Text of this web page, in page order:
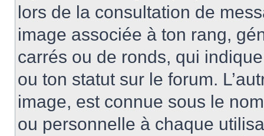
lors de la consultation de
image associée à ton rang,
carrés ou de ronds, qui
ou ton statut sur le forum.
image, est connue sous le
ou personnelle à chaque